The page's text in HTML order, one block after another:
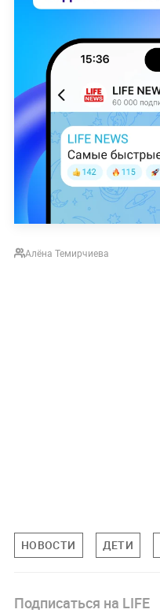
Алёна Темирчиева
НОВОСТИ ДЕТИ
Подписаться на LIFE